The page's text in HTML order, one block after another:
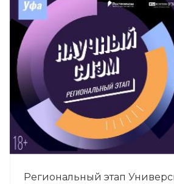
Региональный этап